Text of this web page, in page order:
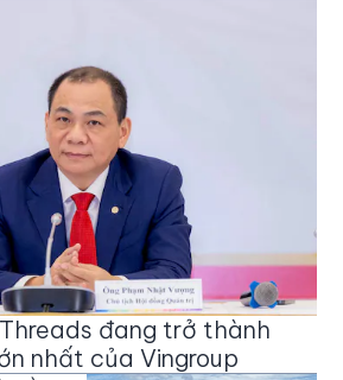
đang trở thành
nhất của Vingroup